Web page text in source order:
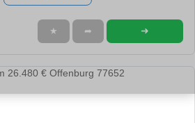
★ ➦ ➜